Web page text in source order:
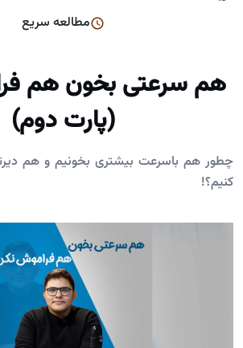
مطالعه سریع
هم سرعتی بخون هم
(پارت دوم)
چطور هم باسرعت بیشتری بخونیم و هم
کنیم؟!